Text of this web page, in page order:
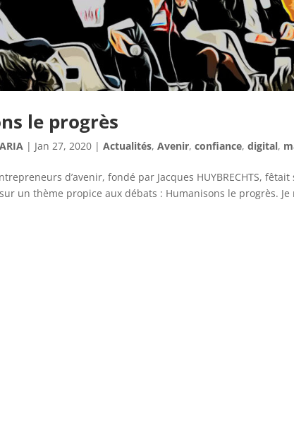
le progrès
| Jan 27, 2020 |Actualités,Avenir,confiance,digital,
d’avenir, fondé par Jacques HUYBRECHTS,
sur un thème propice aux débats : Humanisons le progrès. Je